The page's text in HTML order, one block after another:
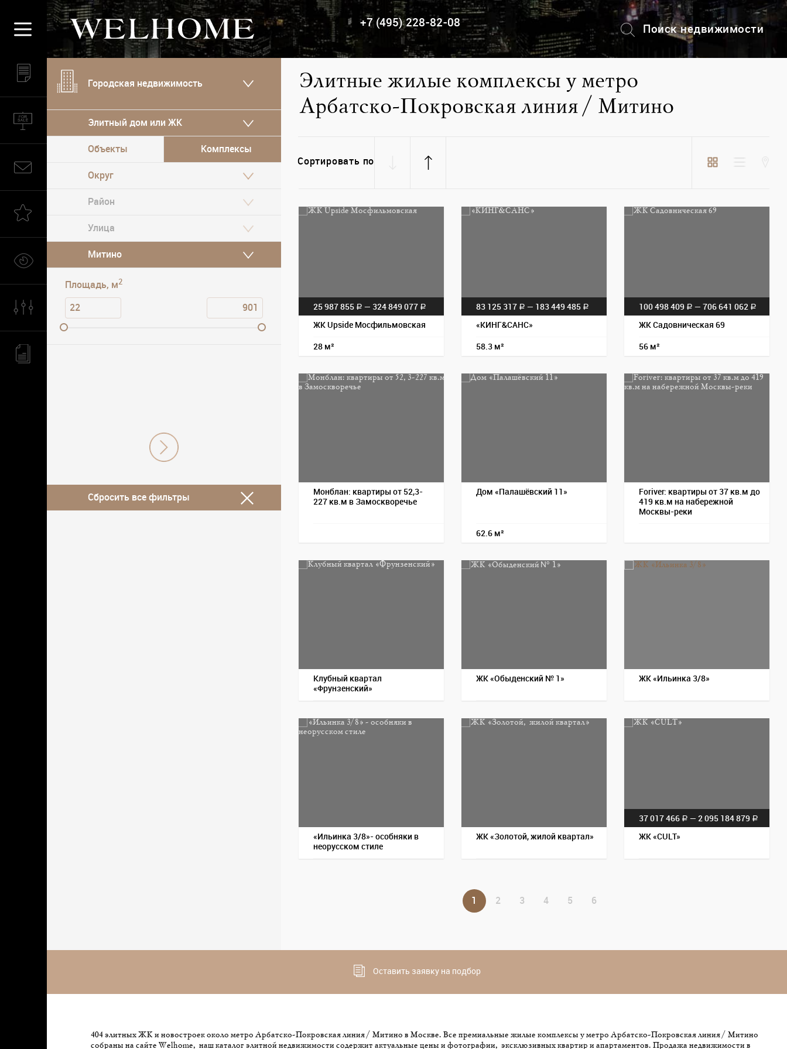
+7 (495) 228-82-08
Поиск недвижимости
+7 (495) 228-82-08
Городская недвижимость
Элитный дом или ЖК
Объекты Комплексы
Округ
Митино
Площадь, м2
Сбросить все фильтры
Элитные жилые комплексы у метро
Арбатско-Покровская линия / Митино
Сортировать по
25 987 855 a — 324 849 077 a
ЖК Upside Мосфильмовская
28 м²
83 125 317 a — 183 449 485 a
«КИНГ&САНС»
58.3 м²
100 498 409 a — 706 641 062 a
ЖК Садовническая 69
56 м²
Монблан: квартиры от 52,3-
227 кв.м в Замоскворечье
Дом «Палашёвский 11»
62.6 м²
Foriver: квартиры от 37 кв.м до
419 кв.м на набережной
Москвы-реки
Клубный квартал
«Фрунзенский»
ЖК «Обыденский № 1» ЖК «Ильинка 3/8»
«Ильинка 3/8»- особняки в
неорусском стиле
ЖК «Золотой, жилой квартал»
37 017 466 a — 2 095 184 879 a
ЖК «CULT»
1 2 3 4 5 6
Оставить заявку на подбор
404 элитных ЖК и новостроек около метро Арбатско-Покровская линия / Митино в Москве. Все премиальные жилые комплексы у метро Арбатско-Покровская линия / Митино
собраны на сайте Welhome, наш каталог элитной недвижимости содержит актуальные цены и фотографии, эксклюзивных квартир и апартаментов. Продажа недвижимости в